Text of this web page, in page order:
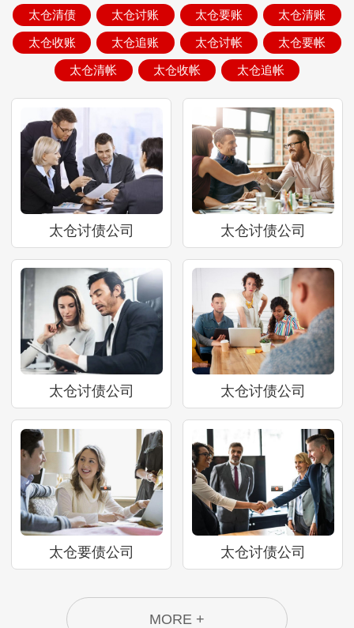
太仓清债 太仓讨账 太仓要账 太仓清账
太仓收账 太仓追账 太仓讨帐 太仓要帐
太仓清帐 太仓收帐 太仓追帐
太仓讨债公司 太仓讨债公司
太仓讨债公司 太仓讨债公司
太仓要债公司 太仓讨债公司
MORE +